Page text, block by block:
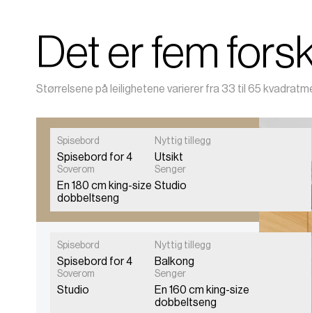
Det er fem
Størrelsene på leilighetene varierer fra 33 til 65
Leira
Studio
Spisebord
Spisebord for 4
Nyttig tillegg
Utsikt
Soverom
En 180 cm king-size
dobbeltseng
Senger
Studio
Lofoten
Studio med balkong
Spisebord
Spisebord for 4
Nyttig tillegg
Balkong
Soverom
Studio
Senger
En 160 cm king-size
dobbeltseng